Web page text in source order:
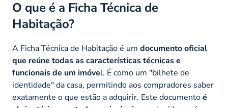
O que é a Ficha Técnica de
Habitação?
A Ficha Técnica de Habitação é um documento oficial
que reúne todas ascaracterísticas técnicas e
funcionais de um imóvel. É como um "bilhete de
identidade" da casa, permitindo aos compradores saber
exatamente o que estão a adquirir. Este documentoé